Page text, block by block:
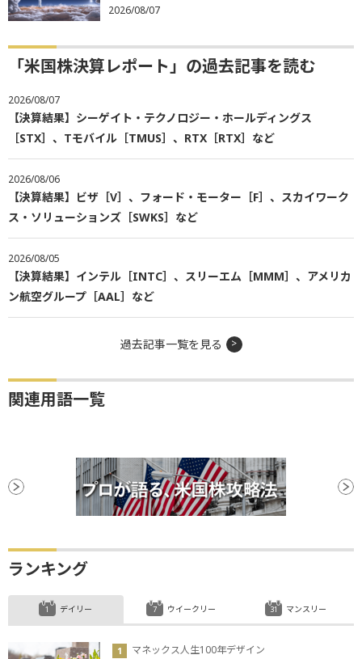
2026/08/07
「米国株決算レポート」の過去記事を読む
2026/08/07
【決算結果】シーゲイト・テクノロジー・ホールディングス
［STX］、Tモバイル［TMUS］、RTX［RTX］など
2026/08/06
【決算結果】ビザ［V］、フォード・モーター［F］、スカイワーク
ス・ソリューションズ［SWKS］など
2026/08/05
【決算結果】インテル［INTC］、スリーエム［MMM］、アメリカ
ン航空グループ［AAL］など
過去記事一覧を見る
関連用語一覧
ランキング
デイリー
マネックス人生100年デザイン
ウイークリー マンスリー